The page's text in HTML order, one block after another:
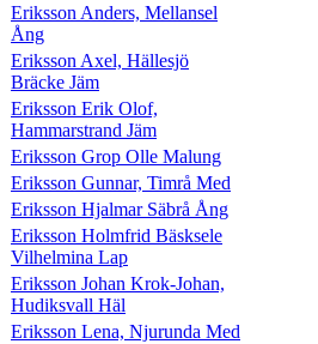
Eriksson Anders, Mellansel
Ång
Eriksson Axel, Hällesjö
Bräcke Jäm
Eriksson Erik Olof,
Hammarstrand Jäm
Eriksson Grop Olle Malung
Eriksson Gunnar, Timrå Med
Eriksson Hjalmar Säbrå Ång
Eriksson Holmfrid Bäsksele
Vilhelmina Lap
Eriksson Johan Krok-Johan,
Hudiksvall Häl
Eriksson Lena, Njurunda Med